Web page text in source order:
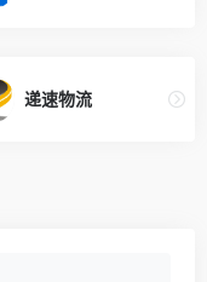
递速物流